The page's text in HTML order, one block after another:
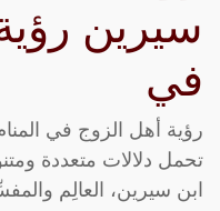
سيرين
في
رؤية أهل الزوج في
تحمل دلالات متعددة
ابن سيرين، العالِم